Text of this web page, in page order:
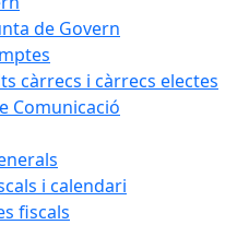
de Govern
càrrecs i càrrecs electes
Comunicació
i calendari
fiscals